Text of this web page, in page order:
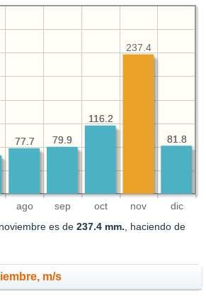
ago sep oct nov dic
81.8
116.2
79.9
77.7 81.8
237.4
116.2
79.9
77.7
es de237.4 mm., haciendo de
m/s